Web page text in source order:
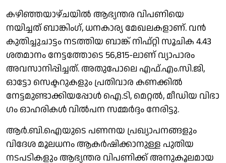
കഴിഞ്ഞയാഴ്ചയിൽ ആഭ്യന്തര വിപണിയെ
നയിച്ചത് ബാങ്കിംഗ്, ധനകാര്യ മേഖലകളാണ്. വൻ
കുതിച്ചുചാട്ടം നടത്തിയ ബാങ്ക് നിഫ്റ്റി സൂചിക 4.43
ശതമാനം നേട്ടത്തോടെ 56,815-ലാണ് വ്യാപാരം
അവസാനിപ്പിച്ചത്. അതുപോലെ എഫ്.എം.സി.ജി,
ഓട്ടോ സെക്ടറുകളും പ്രതിവാര കണക്കിൽ
നേട്ടമുണ്ടാക്കിയപ്പോൾ ഐ.ടി, മെറ്റൽ, മീഡിയ വിഭാ​
ഗം ഓഹരികൾ വിൽപന സമ്മർദ്ദം നേരിട്ടു.
ആർ.ബി.ഐയുടെ പണനയ പ്രഖ്യാപനങ്ങളും
വിദേശ മൂലധനം ആകർഷിക്കാനുള്ള പുതിയ
നടപടികളും ആഭ്യന്തര വിപണിക്ക് അനുകൂലമായ